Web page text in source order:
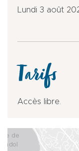
Lundi 3 août
Tarifs
Accès libre.